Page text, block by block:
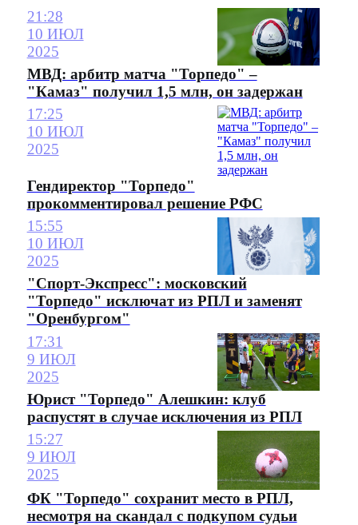
21:28
10 ИЮЛ
2025
МВД: арбитр матча "Торпедо" –
"Камаз" получил 1,5 млн, он задержан
17:25
10 ИЮЛ
2025
Гендиректор "Торпедо"
прокомментировал решение РФС
15:55
10 ИЮЛ
2025
"Спорт-Экспресс": московский
"Торпедо" исключат из РПЛ и заменят
"Оренбургом"
17:31
9 ИЮЛ
2025
Юрист "Торпедо" Алешкин: клуб
распустят в случае исключения из РПЛ
15:27
9 ИЮЛ
2025
ФК "Торпедо" сохранит место в РПЛ,
несмотря на скандал с подкупом судьи